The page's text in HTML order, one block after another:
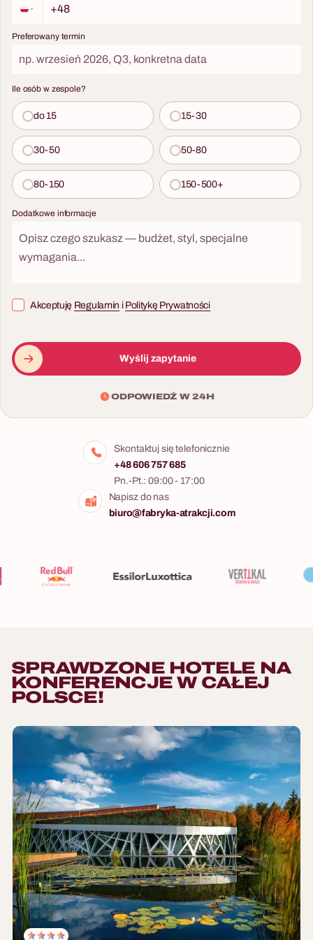
Preferowany termin
Ile osób w zespole?
do 15 15-30
30-50 50-80
80-150 150-500+
Dodatkowe informacje
Akceptuję Regulamin i Politykę Prywatności
Wyślij zapytanie
ODPOWIEDŹ W 24H
Skontaktuj się telefonicznie
+48 606 757 685
Pn.-Pt.: 09:00 - 17:00
Napisz do nas
biuro@fabryka-atrakcji.com
SPRAWDZONE HOTELE NA
KONFERENCJE W CAŁEJ
POLSCE!